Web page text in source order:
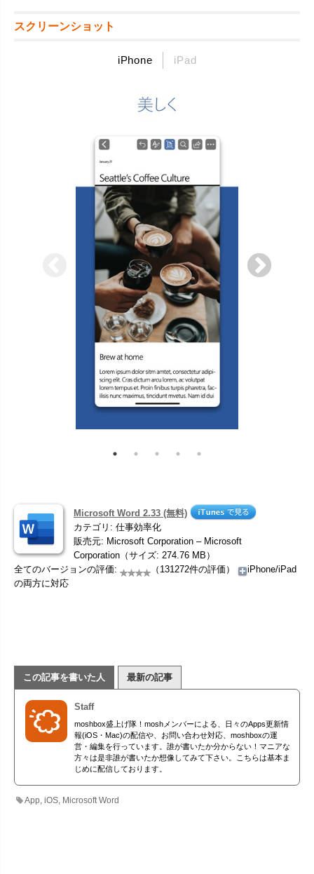
スクリーンショット
iPhone iPad
Microsoft Word 2.33 (無料)
カテゴリ: 仕事効率化
販売元: Microsoft Corporation – Microsoft
Corporation（サイズ: 274.76 MB）
全てのバージョンの評価:
（131272件の評価）
iPhone/iPad
の両方に対応
この記事を書いた人 最新の記事
Staff
moshbox盛上げ隊！moshメンバーによる、日々のApps更新情
報(iOS・Mac)の配信や、お問い合わせ対応、moshboxの運
営・編集を行っています。誰が書いたか分からない！マニアな
方々は是非誰が書いたか想像してみて下さい。こちらは基本ま
じめに配信しております。
App ,iOS Microsoft Word